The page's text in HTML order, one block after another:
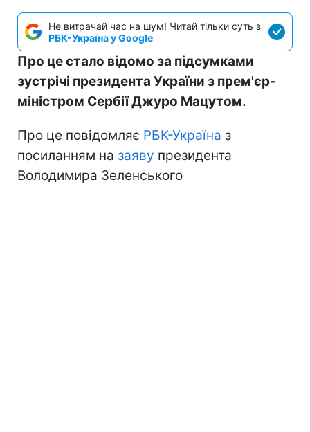
Не витрачай час на шум! Читай тільки суть з
РБК-Україна у Google
Про це стало відомо за підсумками
зустрічі президента України з прем'єр-
міністром Сербії Джуро Мацутом.
Про це повідомляє РБК-Україна з
посиланням на заяву президента
Володимира Зеленського